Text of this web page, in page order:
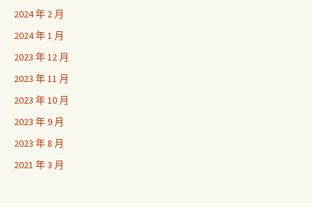
2024 年 2 月
2024 年 1 月
2023 年 12 月
2023 年 11 月
2023 年 10 月
2023 年 9 月
2023 年 8 月
2021 年 3 月